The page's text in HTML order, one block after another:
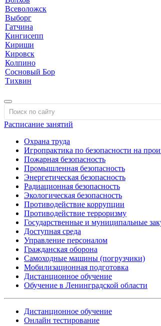
Всеволожск
Выборг
Гатчина
Кингисепп
Кириши
Кировск
Колпино
Сосновый Бор
Тихвин
Расписание занятий
Охрана труда
Игропрактика по безопасности на
Пожарная безопасность
Промышленная безопасность
Энергетическая безопасность
Радиационная безопасность
Экологическая безопасность
Противодействие коррупции
Противодействие терроризму
Государственные и муниципальные
Доступная среда
Управление персоналом
Гражданская оборона
Самоходные машины (погрузчики)
Мобилизационная подготовка
Дистанционное обучение
Обучение в Ленинградской области
Дистанционное обучение
Онлайн тестирование